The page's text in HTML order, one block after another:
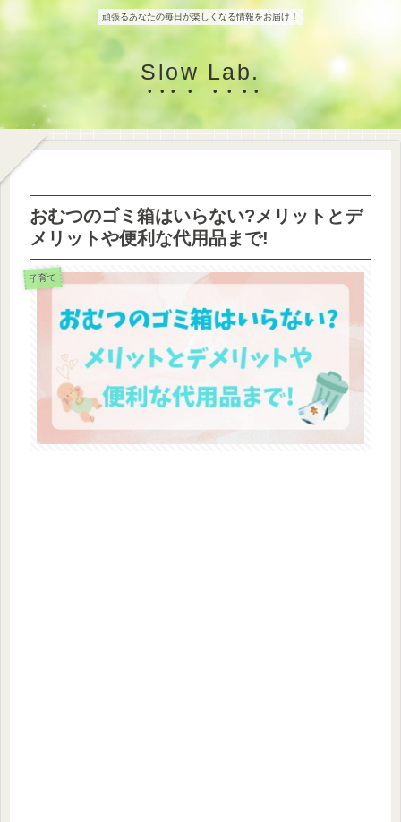
頑張るあなたの毎日が楽しくなる情報をお届け！
Slow Lab.
おむつのゴミ箱はいらない?メリットとデ
メリットや便利な代用品まで!
子育て